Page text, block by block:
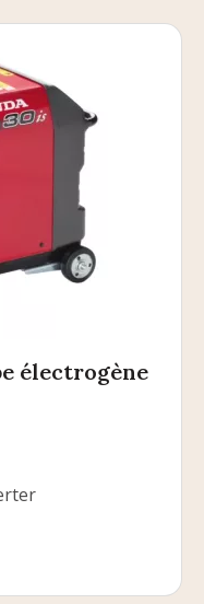
électrogène